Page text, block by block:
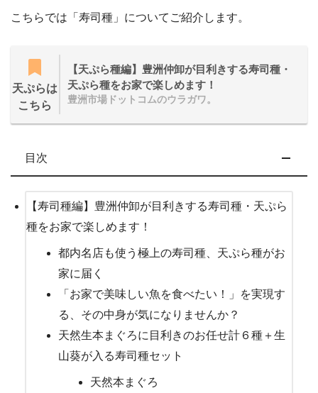
こちらでは「寿司種」についてご紹介します。
天ぷらは
こちら
【天ぷら種編】豊洲仲卸が目利きする寿司種・
天ぷら種をお家で楽しめます！
豊洲市場ドットコムのウラガワ。
目次
【寿司種編】豊洲仲卸が目利きする寿司種・天ぷら
種をお家で楽しめます！
都内名店も使う極上の寿司種、天ぷら種がお
家に届く
「お家で美味しい魚を食べたい！」を実現す
る、その中身が気になりませんか？
天然生本まぐろに目利きのお任せ計６種＋生
山葵が入る寿司種セット
天然本まぐろ